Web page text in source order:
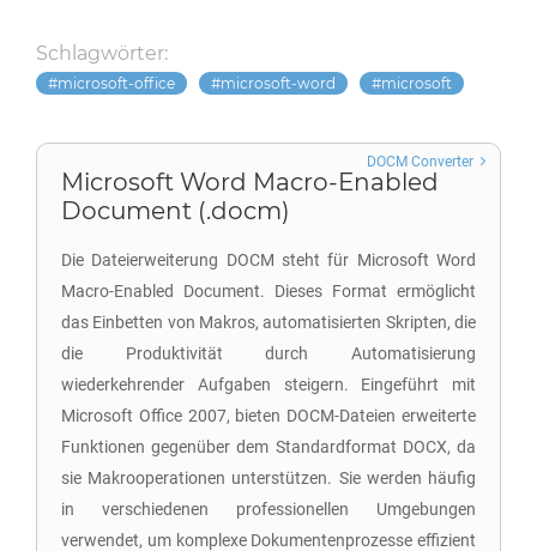
Schlagwörter:
microsoft-office microsoft-word microsoft
Microsoft Word Macro-Enabled
Document (.docm)
Die Dateierweiterung DOCM steht für Microsoft Word
Macro-Enabled Document. Dieses Format ermöglicht
das Einbetten von Makros, automatisierten Skripten, die
die Produktivität durch Automatisierung
wiederkehrender Aufgaben steigern. Eingeführt mit
Microsoft Office 2007, bieten DOCM-Dateien erweiterte
Funktionen gegenüber dem Standardformat DOCX, da
sie Makrooperationen unterstützen. Sie werden häufig
in verschiedenen professionellen Umgebungen
verwendet, um komplexe Dokumentenprozesse effizient
DOCM Converter